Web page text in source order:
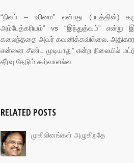
“நிலம் – உரிமை” என்பது (படத்தின்)
அம்பேத்கரியம்” vs “இந்துத்வம்” என்று
கலைந்ததை அவர் கவனிக்கவில்லை.
என்னை சீண்ட முடியாது” என்ற நிலையில்
தீர்வு தேடும் கூர்வாளல்ல.
RELATED POSTS
முகிலினங்கள் அழுகிறதே